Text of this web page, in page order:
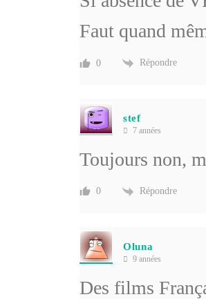
Faut quand
0 Répondre
stef
7 années
Toujours non,
0 Répondre
Oluna
9 années
Des films